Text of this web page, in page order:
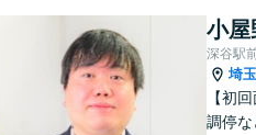
小屋
深谷駅
埼
【初
調停